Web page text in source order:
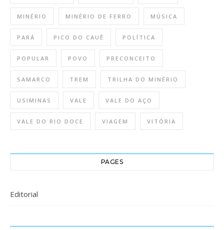
MINÉRIO MINÉRIO DE FERRO MÚSICA
PARÁ PICO DO CAUÊ POLÍTICA
POPULAR POVO PRECONCEITO
SAMARCO TREM TRILHA DO MINÉRIO
USIMINAS VALE VALE DO AÇO
VALE DO RIO DOCE VIAGEM VITÓRIA
PAGES
Editorial